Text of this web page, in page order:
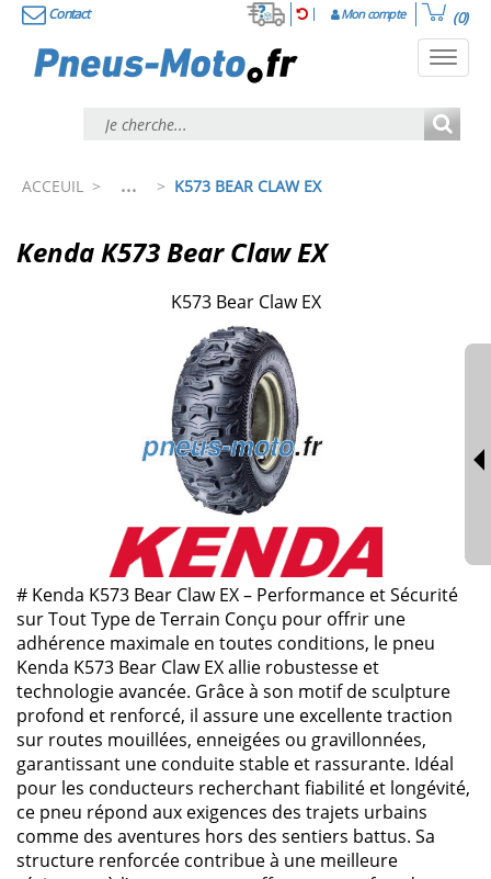
Contact Mon compte (0)
ACCEUIL > ... > K573 BEAR CLAW EX
Kenda K573 Bear Claw EX
K573 Bear Claw EX
# Kenda K573 Bear Claw EX – Performance et Sécurité
sur Tout Type de Terrain Conçu pour offrir une
adhérence maximale en toutes conditions, le pneu
Kenda K573 Bear Claw EX allie robustesse et
technologie avancée. Grâce à son motif de sculpture
profond et renforcé, il assure une excellente traction
sur routes mouillées, enneigées ou gravillonnées,
garantissant une conduite stable et rassurante. Idéal
pour les conducteurs recherchant fiabilité et longévité,
ce pneu répond aux exigences des trajets urbains
comme des aventures hors des sentiers battus. Sa
structure renforcée contribue à une meilleure